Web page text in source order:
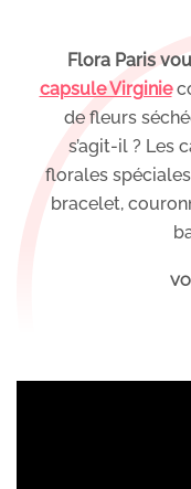
Flora Paris
capsule Virginie
de fleurs
s’agit-il ? Les
florales
bracelet,